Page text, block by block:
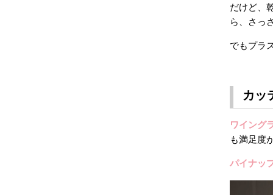
だけど、
ら、さっ
でもプラ
カッ
ワイング
も満足度
パイナッ